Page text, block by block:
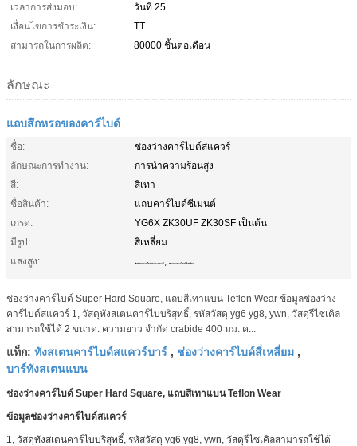
เวลาการส่งมอบ:
วันที่ 25
เงื่อนไขการชำระเงิน:
TT
สามารถในการผลิต:
80000 ชิ้นต่อเดือน
ลักษณะ
แถบสึกหรอของคาร์ไบด์
ชื่อ:
ช่องว่างคาร์ไบด์สแควร์
ลักษณะการทำงาน:
การนำความร้อนสูง
สี:
สีเทา
ชื่อสินค้า:
แถบคาร์ไบด์ซีเมนต์
เกรด:
YG6X ZK30UF ZK30SF เป็นต้น
มีรูป:
สี่เหลี่ยม
แสงสูง:
ทังสเตนคาร์ไบด์สแควร์บาร์ , ช่องว่างคาร์ไบด์สี่เหลี่ยม
ช่องว่างคาร์ไบด์ Super Hard Square, แถบสีเทาแบน Teflon Wear ข้อมูลช่องว่าง
คาร์ไบด์สแควร์ 1, วัสดุทังสเตนคาร์ไบบริสุทธิ์, รหัสวัสดุ yg6 yg8, ywn, วัสดุรีไซเคิล
สามารถใช้ได้ 2 ขนาด: ความยาว จำกัด crabide 400 มม. ค...
แท็ก: ทังสเตนคาร์ไบด์สแควร์บาร์ , ช่องว่างคาร์ไบด์สี่เหลี่ยม ,
บาร์ทังสเตนแบน
ช่องว่างคาร์ไบด์ Super Hard Square, แถบสีเทาแบน Teflon Wear
ข้อมูลช่องว่างคาร์ไบด์สแควร์
1, วัสดุทังสเตนคาร์ไบบริสุทธิ์, รหัสวัสดุ yg6 yg8, ywn, วัสดุรีไซเคิลสามารถใช้ได้